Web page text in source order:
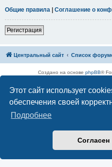
Этот сайт использует
обеспечения своей
Подробнее
Согласен
Общие правила | Соглашение о
Регистрация
Центральный сайт Список
Создано на основе phpBB®